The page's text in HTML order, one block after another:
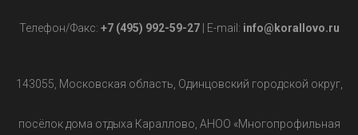
Телефон/Факс: +7 (495) 992-59-27| E-mail: info@korallovo.ru
143055, Московская область, Одинцовский городской округ,
посёлок дома отдыха Караллово, АНОО «Многопрофильная